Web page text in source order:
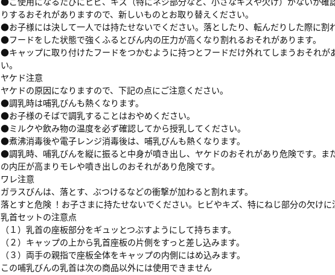
りするおそれがありますので、新しいものとお取り替えください。
●お子様には決して一人では持たせないでください。落としたり、転んだりした際に割
●フードをした状態で強くふるとびん内の圧力が高くなり割れるおそれがあります。
●キャップに取り付けたフードをつかむように持つとフードだけ外れてしまうおそれ
い。
ヤケド注意
ヤケドの原因になりますので、下記の点にご注意ください。
●調乳時は哺乳びんも熱くなります。
●お子様のそばで調乳することはおやめください。
●ミルクや飲み物の温度を必ず確認してから授乳してください。
●煮沸消毒後や電子レンジ消毒後は、哺乳びんも熱くなります。
●調乳時、哺乳びんを縦に振ると中身が噴き出し、ヤケドのおそれがあり危険です。
の内圧が高まりモレや噴き出しのおそれがあり危険です。
ワレ注意
ガラスびんは、落とす、ぶつけるなどの衝撃が加わると割れます。
落とすと危険 ！お子さまに持たせないでください。ヒビやキズ、特にねじ部分の欠け
乳首セットの注意点
（１）乳首の座板部分をギュッとつぶすようにして持ちます。
（２）キャップの上から乳首座板の片側をすっと差し込みます。
（３）両手の親指で座板全体をキャップの内側にはめ込みます。
この哺乳びんの乳首は次の商品以外には使用できません